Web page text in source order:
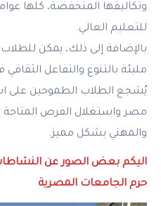
وتكاليفها المنخفضة، كلها
للتعليم العالي.
بالإضافة إلى ذلك، يمكن
مليئة بالتنوع والتفاعل
يُشجع الطلاب الطموحين
مصر واستغلال الفرص المتاحة
والمهني بشكل مميز.
اليكم بعض الصور عن
حرم الجامعات المصرية